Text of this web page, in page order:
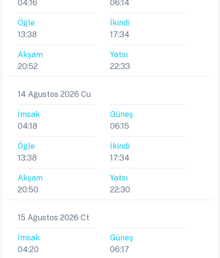
04:16
06:14
Öğle
13:38
İkindi
17:34
Akşam
20:52
Yatsı
22:33
14 Ağustos 2026 Cu
İmsak
04:18
Güneş
06:15
Öğle
13:38
İkindi
17:34
Akşam
20:50
Yatsı
22:30
15 Ağustos 2026 Ct
İmsak
04:20
Güneş
06:17